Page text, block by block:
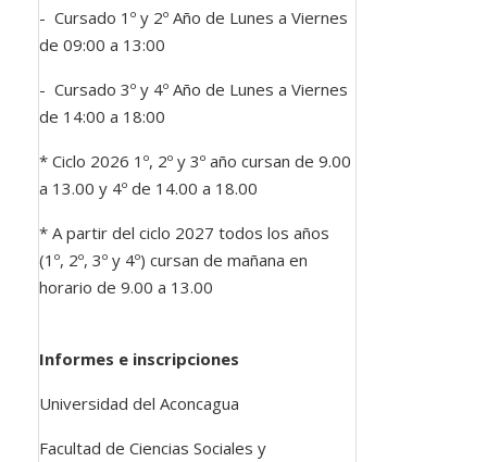
- Cursado 1º y 2º Año de Lunes a Viernes
de 09:00 a 13:00
- Cursado 3º y 4º Año de Lunes a Viernes
de 14:00 a 18:00
* Ciclo 2026 1º, 2º y 3º año cursan de 9.00
a 13.00 y 4º de 14.00 a 18.00
* A partir del ciclo 2027 todos los años
(1º, 2º, 3º y 4º) cursan de mañana en
horario de 9.00 a 13.00
Informes e inscripciones
Universidad del Aconcagua
Facultad de Ciencias Sociales y